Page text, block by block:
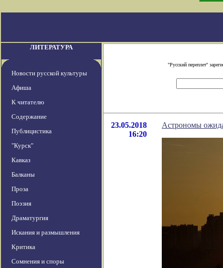
ЛИТЕРАТУРА
Новости русской культуры
Афиша
К читателю
Содержание
Публицистика
"Курск"
Кавказ
Балканы
Проза
Поэзия
Драматургия
Искания и размышления
Критика
Сомнения и споры
"Русский переплет"
23.05.2018
16:20
Астрономы